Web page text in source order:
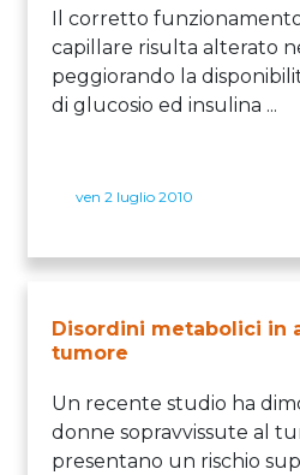
Il corretto
capillare risulta alterato
peggiorando la
di glucosio ed insulina ...
ven 2 luglio 2010
Disordini metabolici in
tumore
Un recente studio ha
donne sopravvissute al
presentano un rischio